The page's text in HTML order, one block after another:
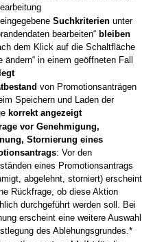
Suchkriterienunter
bearbeiten“ bleiben
dem Klick auf die Schaltfläche
ändern“ in einem geöffneten Fall
von Promotionsanträgen
Speichern und Laden der
korrekt angezeigt
vor Genehmigung,
Stornierung eines
: Vor den
eines Promotionsantrags
abgelehnt, storniert) erscheint
Rückfrage, ob diese Aktion
durchgeführt werden soll. Bei
erscheint eine weitere Auswahl
des Ablehungsgrundes.*